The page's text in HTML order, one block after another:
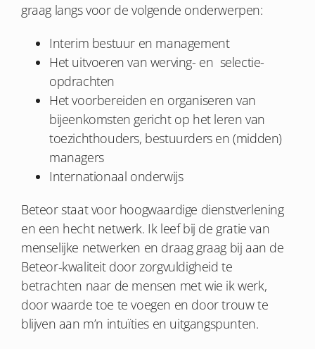
graag langs voor de volgende onderwerpen:
Interim bestuur en management
Het uitvoeren van werving- en selectie-
opdrachten
Het voorbereiden en organiseren van
bijeenkomsten gericht op het leren van
toezichthouders, bestuurders en (midden)
managers
Internationaal onderwijs
Beteor staat voor hoogwaardige dienstverlening
en een hecht netwerk. Ik leef bij de gratie van
menselijke netwerken en draag graag bij aan de
Beteor-kwaliteit door zorgvuldigheid te
betrachten naar de mensen met wie ik werk,
door waarde toe te voegen en door trouw te
blijven aan m’n intuïties en uitgangspunten.